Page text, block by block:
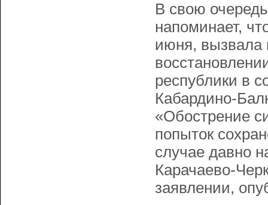
В свою
напоминает,
июня, вызвала
республики в
Кабардино-
«Обострение
попыток
случае давно
Карачаево-
заявлении,